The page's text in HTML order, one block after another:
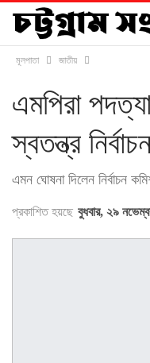
মূলপাতা জাতীয়
এমপিরা
স্বতন্ত্র
এমন ঘোষনা দিলেন নির্বাচন
প্রকাশিত হয়ছে বুধবার, ২৯